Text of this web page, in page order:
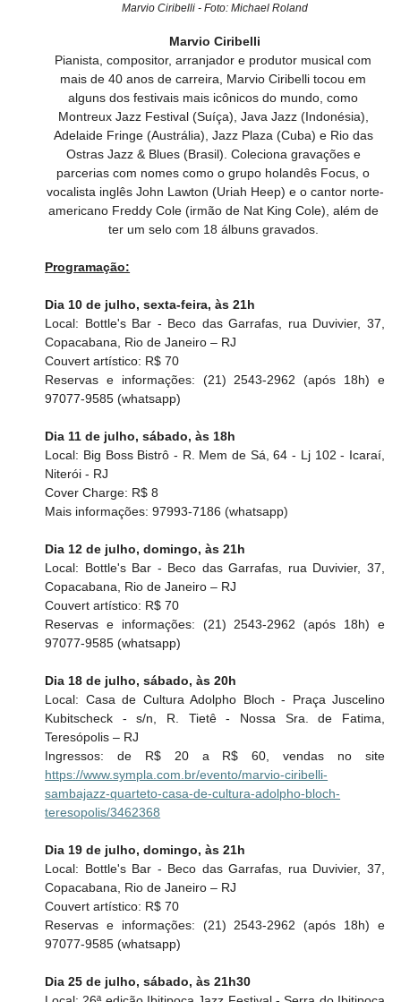
Marvio Ciribelli - Foto: Michael Roland
Marvio Ciribelli
Pianista, compositor, arranjador e produtor musical com
mais de 40 anos de carreira, Marvio Ciribelli tocou em
alguns dos festivais mais icônicos do mundo, como
Montreux Jazz Festival (Suíça), Java Jazz (Indonésia),
Adelaide Fringe (Austrália), Jazz Plaza (Cuba) e Rio das
Ostras Jazz & Blues (Brasil). Coleciona gravações e
parcerias com nomes como o grupo holandês Focus, o
vocalista inglês John Lawton (Uriah Heep) e o cantor norte-
americano Freddy Cole (irmão de Nat King Cole), além de
ter um selo com 18 álbuns gravados.
Programação:
Dia 10 de julho, sexta-feira, às 21h
Local: Bottle's Bar - Beco das Garrafas, rua Duvivier, 37,
Copacabana, Rio de Janeiro – RJ
Couvert artístico: R$ 70
Reservas e informações: (21) 2543-2962 (após 18h) e
97077-9585 (whatsapp)
Dia 11 de julho, sábado, às 18h
Local: Big Boss Bistrô - R. Mem de Sá, 64 - Lj 102 - Icaraí,
Niterói - RJ
Cover Charge: R$ 8
Mais informações: 97993-7186 (whatsapp)
Dia 12 de julho, domingo, às 21h
Local: Bottle's Bar - Beco das Garrafas, rua Duvivier, 37,
Copacabana, Rio de Janeiro – RJ
Couvert artístico: R$ 70
Reservas e informações: (21) 2543-2962 (após 18h) e
97077-9585 (whatsapp)
Dia 18 de julho, sábado, às 20h
Local: Casa de Cultura Adolpho Bloch - Praça Juscelino
Kubitscheck - s/n, R. Tietê - Nossa Sra. de Fatima,
Teresópolis – RJ
https://www.sympla.com.br/evento/marvio-ciribelli-
sambajazz-quarteto-casa-de-cultura-adolpho-bloch-
teresopolis/3462368
Dia 19 de julho, domingo, às 21h
Local: Bottle's Bar - Beco das Garrafas, rua Duvivier, 37,
Copacabana, Rio de Janeiro – RJ
Couvert artístico: R$ 70
Reservas e informações: (21) 2543-2962 (após 18h) e
97077-9585 (whatsapp)
Dia 25 de julho, sábado, às 21h30